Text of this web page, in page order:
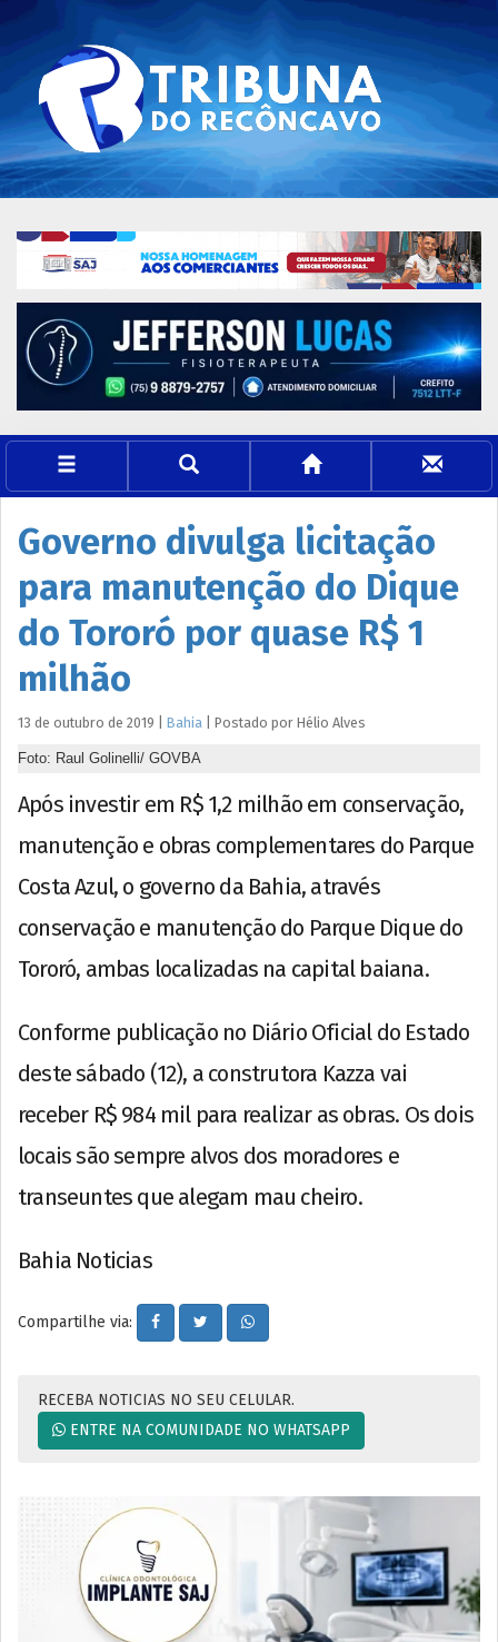
Governo divulga licitação
para manutenção do Dique
do Tororó por quase R$ 1
milhão
13 de outubro de 2019 Bahia Postado por Hélio Alves
Foto: Raul Golinelli/ GOVBA
Após investir em R$ 1,2 milhão em conservação,
manutenção e obras complementares do Parque
Costa Azul, o governo da Bahia, através
conservação e manutenção do Parque Dique do
Tororó, ambas localizadas na capital baiana.
Conforme publicação no Diário Oficial do Estado
deste sábado (12), a construtora Kazza vai
receber R$ 984 mil para realizar as obras. Os dois
locais são sempre alvos dos moradores e
transeuntes que alegam mau cheiro.
Bahia Noticias
Compartilhe via:
RECEBA NOTICIAS NO SEU CELULAR.
ENTRE NA COMUNIDADE NO WHATSAPP